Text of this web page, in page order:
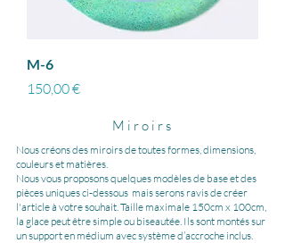
M-6
Prix
150,00 €
Miroirs
Nous créons des miroirs de toutes formes, dimensions,
couleurs et matières.
Nous vous proposons quelques modèles de base et des
pièces uniques ci-dessous mais serons ravis de créer
l'article à votre souhait.Taille maximale 150cm x 100cm,
la glace peut être simple ou biseautée. Ils sont montés sur
un support en médium avec système d’accroche inclus.